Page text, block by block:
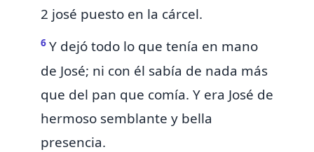
2 josé puesto en la cárcel.
6 Y dejó todo lo que tenía en mano
de José; ni con él sabía de nada más
que del pan que comía. Y era José de
hermoso semblante y bella
presencia.